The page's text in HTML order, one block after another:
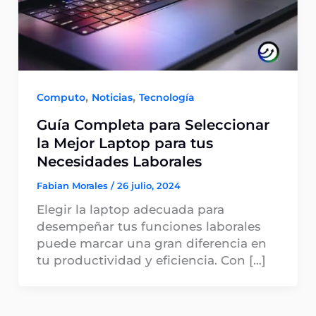
Computo, Noticias, Tecnología
Guía Completa para Seleccionar
la Mejor Laptop para tus
Necesidades Laborales
Fabian Morales /26 julio, 2024
Elegir la laptop adecuada para
desempeñar tus funciones laborales
puede marcar una gran diferencia en
tu productividad y eficiencia. Con […]